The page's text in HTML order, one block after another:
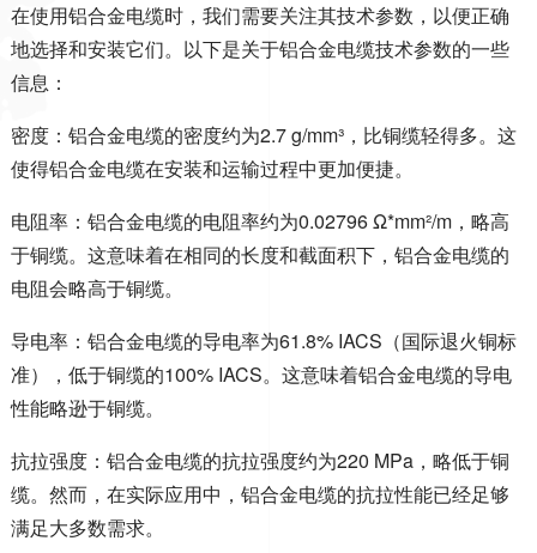
在使用铝合金电缆时，我们需要关注其技术参数，以便正确
地选择和安装它们。以下是关于铝合金电缆技术参数的一些
信息：
密度：铝合金电缆的密度约为2.7 g/mm³，比铜缆轻得多。这
使得铝合金电缆在安装和运输过程中更加便捷。
电阻率：铝合金电缆的电阻率约为0.02796Ω*mm²/m，略高
于铜缆。这意味着在相同的长度和截面积下，铝合金电缆的
电阻会略高于铜缆。
导电率：铝合金电缆的导电率为61.8% IACS （国际退火铜标
准），低于铜缆的100% IACS。这意味着铝合金电缆的导电
性能略逊于铜缆。
抗拉强度：铝合金电缆的抗拉强度约为220 MPa，略低于铜
缆。然而，在实际应用中，铝合金电缆的抗拉性能已经足够
满足大多数需求。